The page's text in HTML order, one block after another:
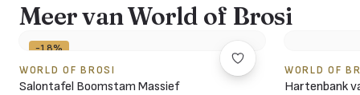
Meer van World of Brosi
-18%
WORLD OF BROSI
Salontafel Boomstam Massief
WORLD OF
Hartenbank